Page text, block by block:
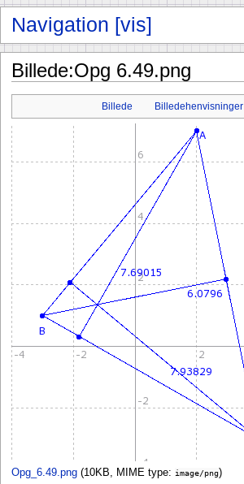
Billede:Opg 6.49.png
Billede Billedehenvisninger
Opg_6.49.png (10KB, MIME type: image/png)